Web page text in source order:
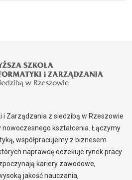
i Zarządzania z siedzibą w Rzeszowie
kształcenia. Łączymy
współpracujemy z biznesem
naprawdę oczekuje rynek pracy.
kariery zawodowe,
jakość nauczania,